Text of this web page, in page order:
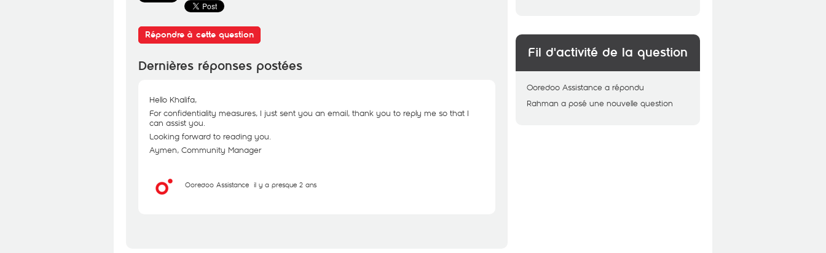
Répondre à cette question
Dernières réponses postées
Hello Khalifa,
For confidentiality measures, I just sent you an email, thank you to reply me so that I
can assist you.
Looking forward to reading you.
Aymen, Community Manager
Ooredoo Assistance il y a presque 2 ans
Fil d'activité de la question
Ooredoo Assistance a répondu
Rahman a posé une nouvelle question